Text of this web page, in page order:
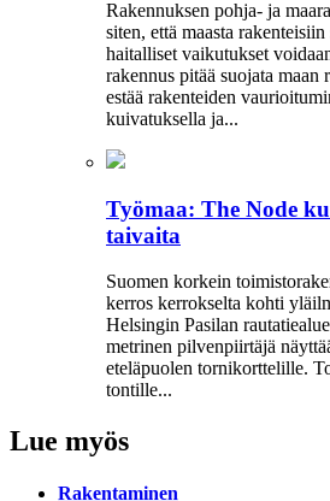
Rakennuksen pohja- ja
siten, että maasta
haitalliset vaikutukset
rakennus pitää suojata
estää rakenteiden
kuivatuksella ja...
Työmaa: The Node
taivaita
Suomen korkein
kerros kerrokselta kohti
Helsingin Pasilan
metrinen pilvenpiirtäjä
eteläpuolen tornikorttelille.
tontille...
Lue myös
Rakentaminen